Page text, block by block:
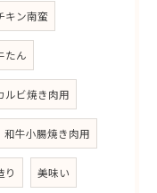
キン南蛮
たん
ルビ焼き肉用
和牛小腸焼き肉用
り 美味い